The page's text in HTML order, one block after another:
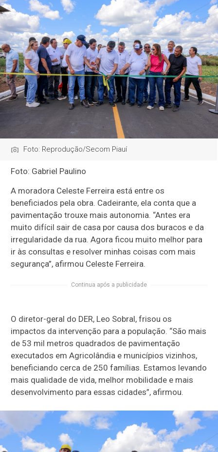
Foto: Reprodução/Secom Piauí
Foto: Gabriel Paulino
A moradora Celeste Ferreira está entre os
beneficiados pela obra. Cadeirante, ela conta que a
pavimentação trouxe mais autonomia. “Antes era
muito difícil sair de casa por causa dos buracos e da
irregularidade da rua. Agora ficou muito melhor para
ir às consultas e resolver minhas coisas com mais
segurança”, afirmou Celeste Ferreira.
Continua após a publicidade
O diretor-geral do DER, Leo Sobral, frisou os
impactos da intervenção para a população. “São mais
de 53 mil metros quadrados de pavimentação
executados em Agricolândia e municípios vizinhos,
beneficiando cerca de 250 famílias. Estamos levando
mais qualidade de vida, melhor mobilidade e mais
desenvolvimento para essas cidades”, afirmou.